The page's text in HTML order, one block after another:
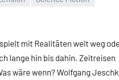
mit Realitäten weit weg
lange hin bis dahin. Zeitreisen
wäre wenn? Wolfgang